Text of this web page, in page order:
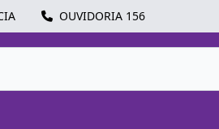
OUVIDORIA 156